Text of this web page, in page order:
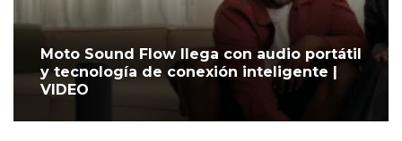
Moto Sound Flow llega con audio portátil
y tecnología de conexión inteligente |
VIDEO